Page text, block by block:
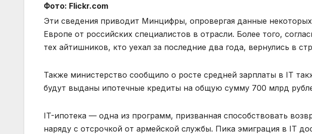
Фото: Flickr.com
Эти сведения приводит Минцифры, опровергая данные
Европе от российских специалистов в отрасли. Более того,
тех айтишников, кто уехал за последние два года, вернулись в
Также министерство сообщило о росте средней зарплаты в IT
будут выданы ипотечные кредиты на общую сумму 700 млрд
IT-ипотека — одна из программ, призванная способствовать
наряду с отсрочкой от армейской службы. Пика эмиграция в IT